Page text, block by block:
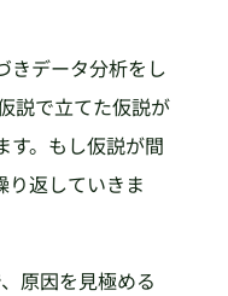
きデータ分析をし
説で立てた仮説が
す。もし仮説が間
返していきま
原因を見極める